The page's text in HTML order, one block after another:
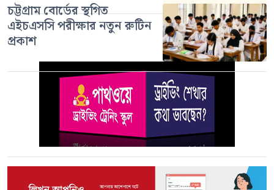
চট্টগ্রাম বোর্ডের স্থগিত
এইচএসসি পরীক্ষার নতুন রুটিন
প্রকাশ